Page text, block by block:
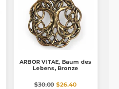
ARBOR VITAE, Baum des
Lebens, Bronze
$30.00 $26.40